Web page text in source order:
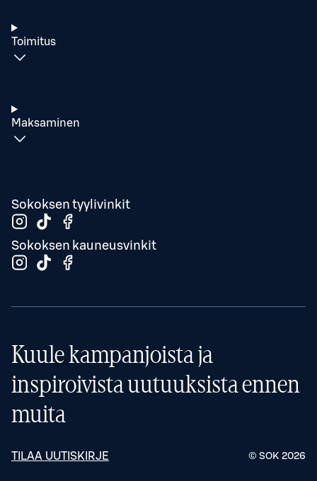
Toimitus
Maksaminen
Sokoksen tyylivinkit
Sokoksen kauneusvinkit
Kuule kampanjoista ja
inspiroivista uutuuksista ennen
muita
TILAA UUTISKIRJE © SOK 2026